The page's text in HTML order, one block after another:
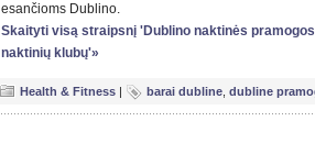
esančioms Dublino.
Skaityti visą straipsnį 'Dublino naktinės
naktinių klubų'»
Health & Fitness | barai dubline dubline